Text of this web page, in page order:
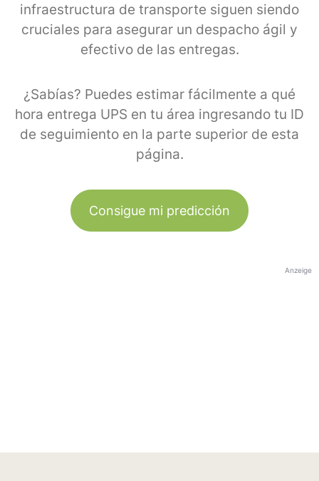
infraestructura de transporte siguen siendo
cruciales para asegurar un despacho ágil y
efectivo de las entregas.
¿Sabías? Puedes estimar fácilmente a qué
hora entrega UPS en tu área ingresando tu ID
de seguimiento en la parte superior de esta
página.
Consigue mi predicción
Anzeige